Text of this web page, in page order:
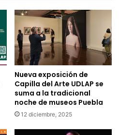
Nueva exposición de
Capilla del Arte UDLAP se
suma a la tradicional
noche de museos Puebla
12 diciembre, 2025